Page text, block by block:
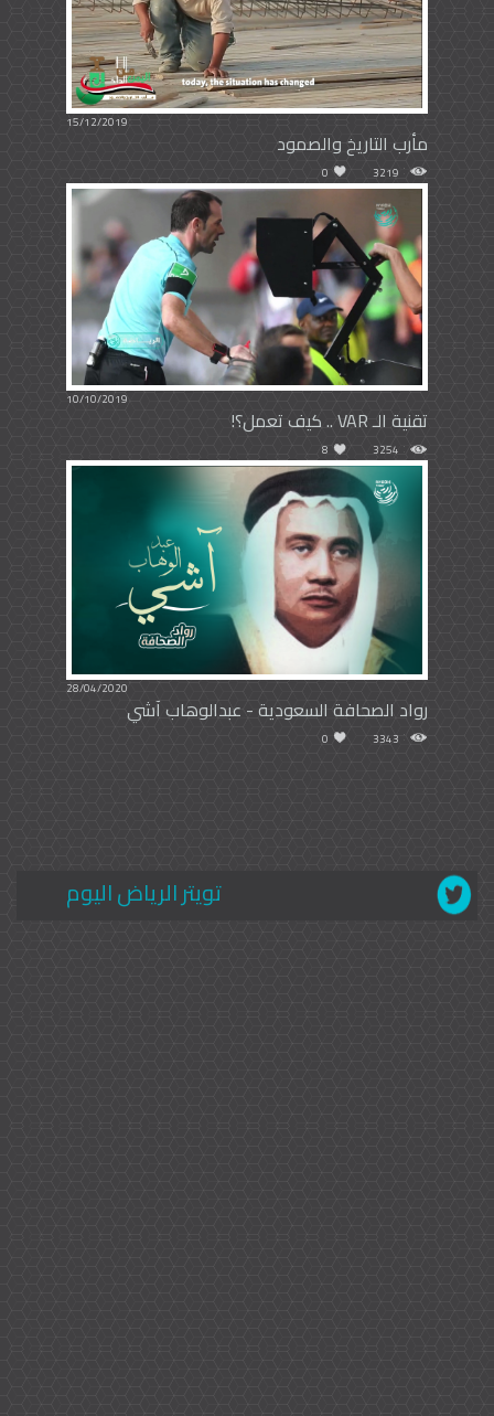
15/12/2019
مأرب التاريخ والصمود
3219
0
10/10/2019
تقنية الـ VAR .. كيف تعمل؟!
3254
8
28/04/2020
رواد الصحافة السعودية - عبدالوهاب آشي
3343
0
تويتر الرياض اليوم